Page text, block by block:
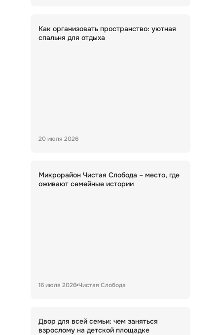
Как организовать пространство: уютная
спальня для отдыха
20 июля 2026
Микрорайон Чистая Слобода – место, где
оживают семейные истории
16 июля 2026 Чистая Слобода
Двор для всей семьи: чем заняться
взрослому на детской площадке